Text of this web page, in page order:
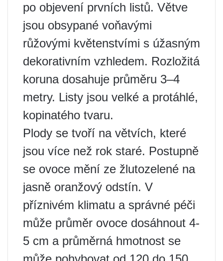
po objevení prvních listů. Větve
jsou obsypané voňavými
růžovými květenstvími s úžasným
dekorativním vzhledem. Rozložitá
koruna dosahuje průměru 3–4
metry. Listy jsou velké a protáhlé,
kopinatého tvaru.
Plody se tvoří na větvích, které
jsou více než rok staré. Postupně
se ovoce mění ze žlutozelené na
jasně oranžový odstín. V
příznivém klimatu a správné péči
může průměr ovoce dosáhnout 4-
5 cm a průměrná hmotnost se